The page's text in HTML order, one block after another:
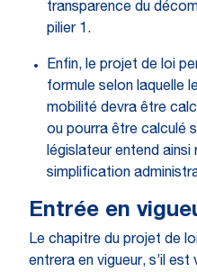
transparence du
pilier 1.
Enfin, le projet de loi
formule selon laquelle
mobilité devra être
ou pourra être calculé
législateur entend
simplification
Entrée en
Le chapitre du projet de
entrera en vigueur, s’il